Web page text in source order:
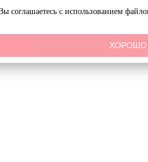
соглашаетесь с использованием
ХОРОШО